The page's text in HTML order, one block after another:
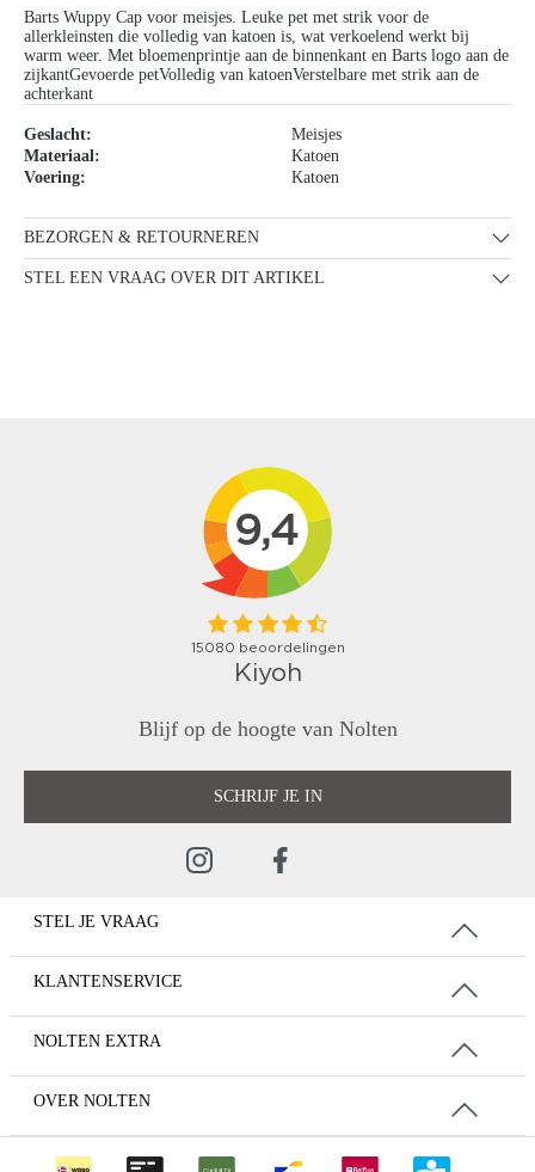
Barts Wuppy Cap voor meisjes. Leuke pet met strik voor de
allerkleinsten die volledig van katoen is, wat verkoelend werkt bij
warm weer. Met bloemenprintje aan de binnenkant en Barts logo aan de
zijkantGevoerde petVolledig van katoenVerstelbare met strik aan de
achterkant
Geslacht:
Meisjes
Materiaal:
Katoen
Voering:
Katoen
BEZORGEN & RETOURNEREN
STEL EEN VRAAG OVER DIT ARTIKEL
Blijf op de hoogte van Nolten
SCHRIJF JE IN
STEL JE VRAAG
KLANTENSERVICE
NOLTEN EXTRA
OVER NOLTEN